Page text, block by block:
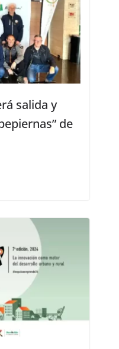
salida y
de